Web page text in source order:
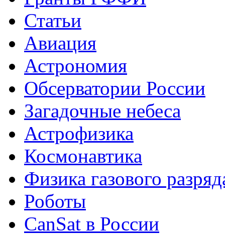
Статьи
Авиация
Астрономия
Обсерватории России
Загадочные небеса
Астрофизика
Космонавтика
Физика газового
Роботы
CanSat в России